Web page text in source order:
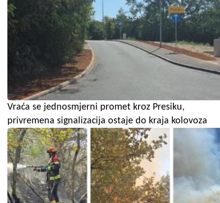
Vraća se jednosmjerni promet kroz Presiku,
privremena signalizacija ostaje do kraja kolovoza